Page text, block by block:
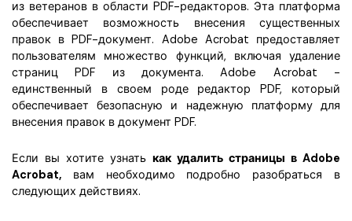
из ветеранов в области PDF-редакторов. Эта платформа
обеспечивает возможность внесения существенных
правок в PDF-документ. Adobe Acrobat предоставляет
пользователям множество функций, включая удаление
страниц PDF из документа. Adobe Acrobat -
единственный в своем роде редактор PDF, который
обеспечивает безопасную и надежную платформу для
внесения правок в документ PDF.
Если вы хотите узнать как удалить страницы в Adobe
Acrobat, вам необходимо подробно разобраться в
следующих действиях.